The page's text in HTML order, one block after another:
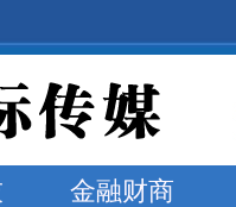
金融财商